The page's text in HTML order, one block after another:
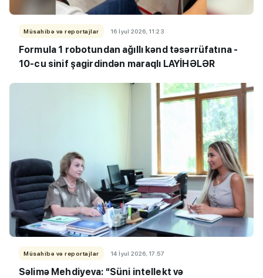
Müsahibə və reportajlar 16 İyul 2026, 11:23
Formula 1 robotundan ağıllı kənd təsərrüfatına -
10-cu sinif şagirdindən maraqlı LAYİHƏLƏR
Müsahibə və reportajlar 14 İyul 2026, 17:57
Səlimə Mehdiyeva: “Süni intellekt və